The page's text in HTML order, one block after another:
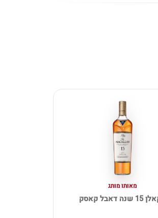
מאותו מותג
דאבל קאסק